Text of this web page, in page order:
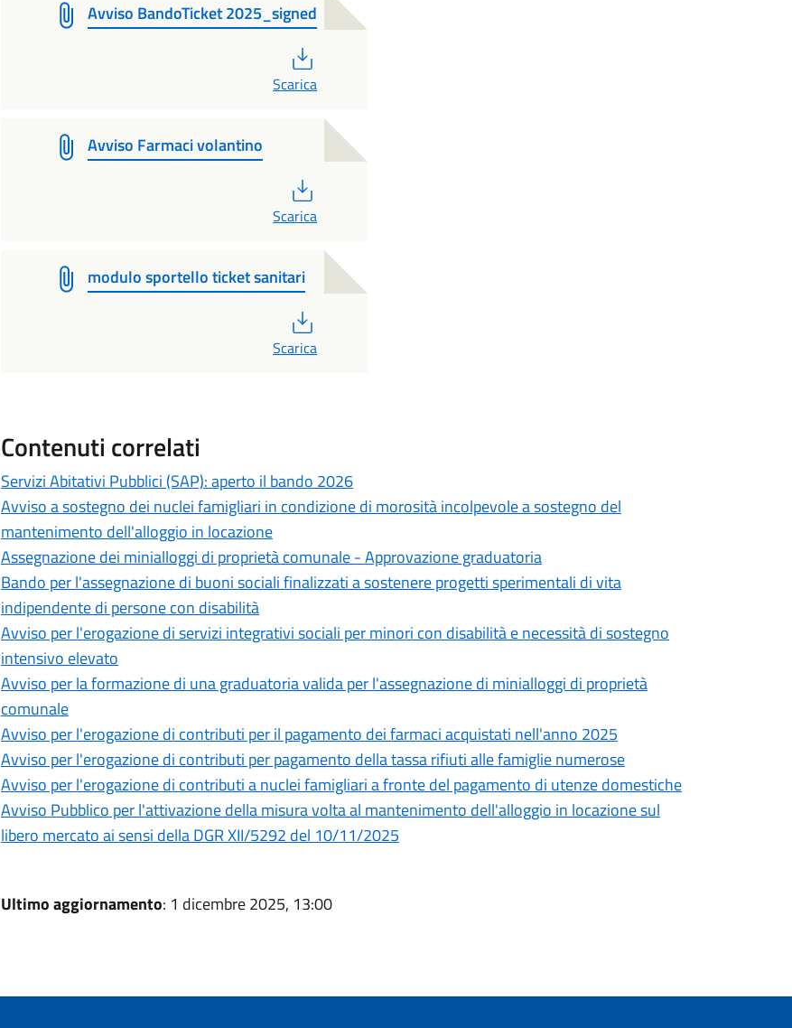
Avviso BandoTicket 2025_signed
Scarica
Avviso Farmaci volantino
Scarica
modulo sportello ticket sanitari
Scarica
Contenuti correlati
Servizi Abitativi Pubblici (SAP): aperto il bando 2026
Avviso a sostegno dei nuclei famigliari in condizione di morosità incolpevole a sostegno del
mantenimento dell'alloggio in locazione
Assegnazione dei minialloggi di proprietà comunale - Approvazione graduatoria
Bando per l'assegnazione di buoni sociali finalizzati a sostenere progetti sperimentali di vita
indipendente di persone con disabilità
Avviso per l'erogazione di servizi integrativi sociali per minori con disabilità e necessità di sostegno
intensivo elevato
Avviso per la formazione di una graduatoria valida per l'assegnazione di minialloggi di proprietà
comunale
Avviso per l'erogazione di contributi per il pagamento dei farmaci acquistati nell'anno 2025
Avviso per l'erogazione di contributi per pagamento della tassa rifiuti alle famiglie numerose
Avviso per l'erogazione di contributi a nuclei famigliari a fronte del pagamento di utenze domestiche
Avviso Pubblico per l'attivazione della misura volta al mantenimento dell'alloggio in locazione sul
libero mercato ai sensi della DGR XII/5292 del 10/11/2025
Ultimo aggiornamento: 1 dicembre 2025, 13:00